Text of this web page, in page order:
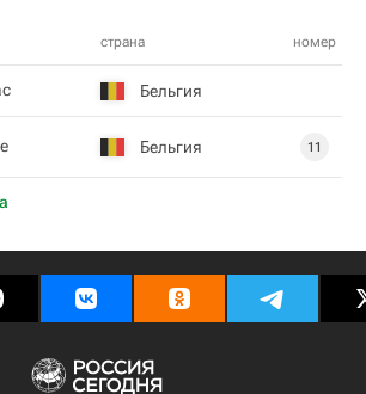
страна номер
Бельгия
Бельгия 11